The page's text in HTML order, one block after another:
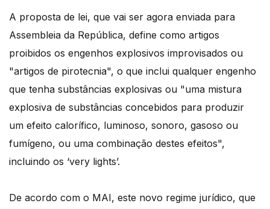
A proposta de lei, que vai ser agora enviada para
Assembleia da República, define como artigos
proibidos os engenhos explosivos improvisados ou
"artigos de pirotecnia", o que inclui qualquer engenho
que tenha substâncias explosivas ou "uma mistura
explosiva de substâncias concebidos para produzir
um efeito calorífico, luminoso, sonoro, gasoso ou
fumígeno, ou uma combinação destes efeitos",
incluindo os ‘very lights’.
De acordo com o MAI, este novo regime jurídico, que